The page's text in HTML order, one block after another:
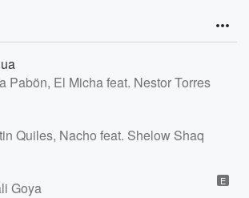
Pabön, El Micha feat. Nestor Torres
Quiles, Nacho feat. Shelow Shaq
Goya
E